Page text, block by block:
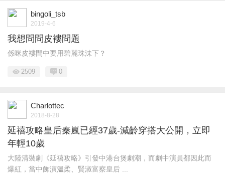
bingoli_tsb
2019-4-6
我想問問皮褸問題
係咪皮褸間中要用碧麗珠沬下？
2509 0
Charlottec
2018-8-28
延禧攻略皇后秦嵐已經37歲-減齡穿搭大公開，立即
年輕10歲
大陸清裝劇《延禧攻略》引發中港台煲劇潮，而劇中演員都因此而
爆紅，當中飾演溫柔、賢淑富察皇后 ...